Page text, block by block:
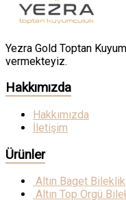
Yezra Gold Toptan
vermekteyiz.
Hakkımızda
Hakkımızda
İletişim
Ürünler
Altın Baget Bileklik
Altın Top Örgü